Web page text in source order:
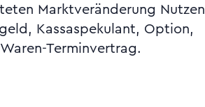
Marktveränderung Nutzen
Kassaspekulant, Option,
Terminvertrag.